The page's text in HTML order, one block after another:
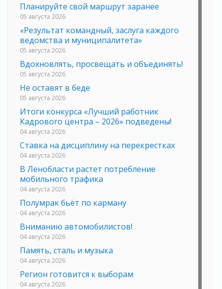
Планируйте свой маршрут заранее
05 августа 2026
«Результат командный, заслуга каждого
ведомства и муниципалитета»
05 августа 2026
Вдохновлять, просвещать и объединять!
05 августа 2026
Не оставят в беде
05 августа 2026
Итоги конкурса «Лучший работник
Кадрового центра – 2026» подведены!
04 августа 2026
Ставка на дисциплину на перекрестках
04 августа 2026
В Ленобласти растет потребление
мобильного трафика
04 августа 2026
Полумрак бьёт по карману
04 августа 2026
Вниманию автомобилистов!
04 августа 2026
Память, сталь и музыка
04 августа 2026
Регион готовится к выборам
04 августа 2026